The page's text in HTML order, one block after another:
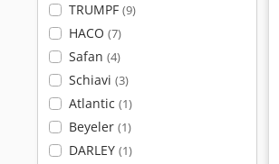
TRUMPF (9)
HACO (7)
Safan (4)
Schiavi (3)
Atlantic (1)
Beyeler (1)
DARLEY (1)